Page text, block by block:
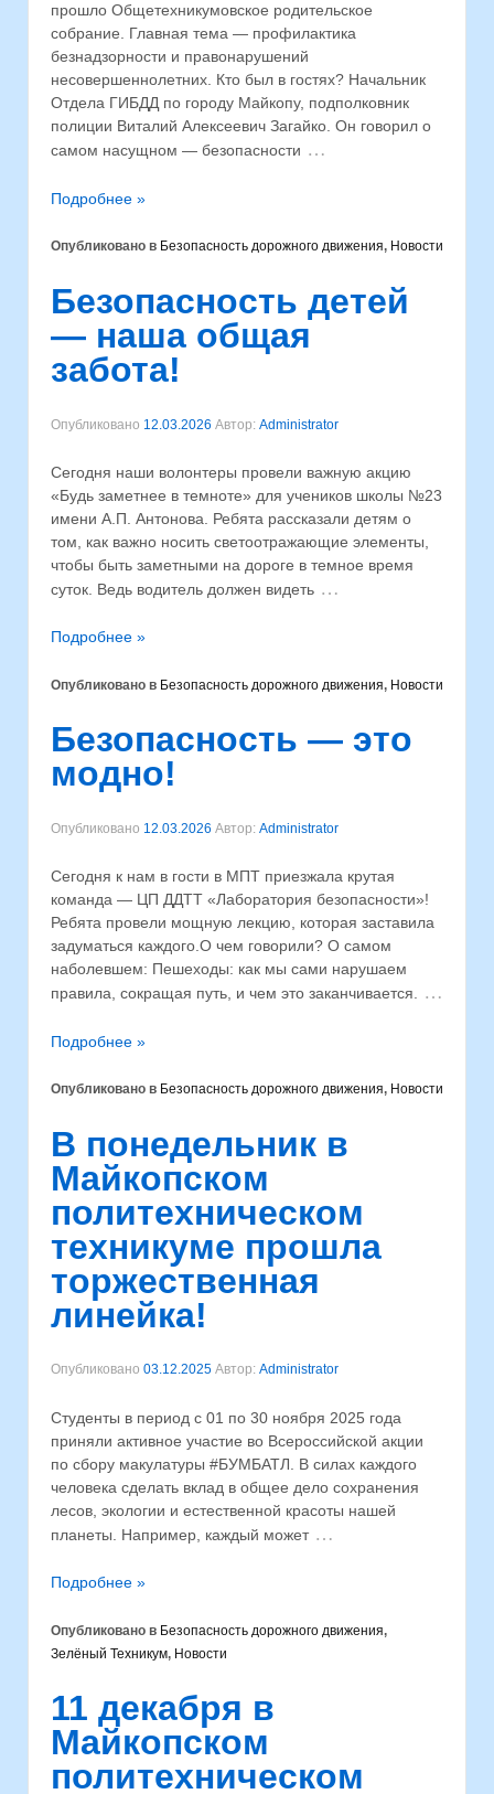
прошло Общетехникумовское родительское
собрание. Главная тема — профилактика
безнадзорности и правонарушений
несовершеннолетних. Кто был в гостях? Начальник
Отдела ГИБДД по городу Майкопу, подполковник
полиции Виталий Алексеевич Загайко. Он говорил о
самом насущном — безопасности …
Подробнее »
Опубликовано в Безопасность дорожного движения, Новости
Безопасность детей
— наша общая
забота!
Опубликовано 12.03.2026 Автор: Administrator
Сегодня наши волонтеры провели важную акцию
«Будь заметнее в темноте» для учеников школы №23
имени А.П. Антонова. Ребята рассказали детям о
том, как важно носить светоотражающие элементы,
чтобы быть заметными на дороге в темное время
суток. Ведь водитель должен видеть …
Подробнее »
Опубликовано в Безопасность дорожного движения, Новости
Безопасность — это
модно!
Опубликовано 12.03.2026 Автор: Administrator
Сегодня к нам в гости в МПТ приезжала крутая
команда — ЦП ДДТТ «Лаборатория безопасности»!
Ребята провели мощную лекцию, которая заставила
задуматься каждого.О чем говорили? О самом
наболевшем: Пешеходы: как мы сами нарушаем
правила, сокращая путь, и чем это заканчивается. …
Подробнее »
Опубликовано в Безопасность дорожного движения, Новости
В понедельник в
Майкопском
политехническом
техникуме прошла
торжественная
линейка!
Опубликовано 03.12.2025 Автор: Administrator
Студенты в период с 01 по 30 ноября 2025 года
приняли активное участие во Всероссийской акции
по сбору макулатуры #БУМБАТЛ. В силах каждого
человека сделать вклад в общее дело сохранения
лесов, экологии и естественной красоты нашей
планеты. Например, каждый может …
Подробнее »
Опубликовано в Безопасность дорожного движения,
Зелёный Техникум, Новости
11 декабря в
Майкопском
политехническом